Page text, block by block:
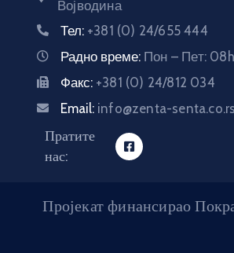
Војводина
Тел: +381 (0) 24/655 444
Радно време: Пон – Пет:
Факс: +381 (0) 24/812 034
Email: info@zenta-senta.co.rs
Пратите
нас:
Пројекат финансирао